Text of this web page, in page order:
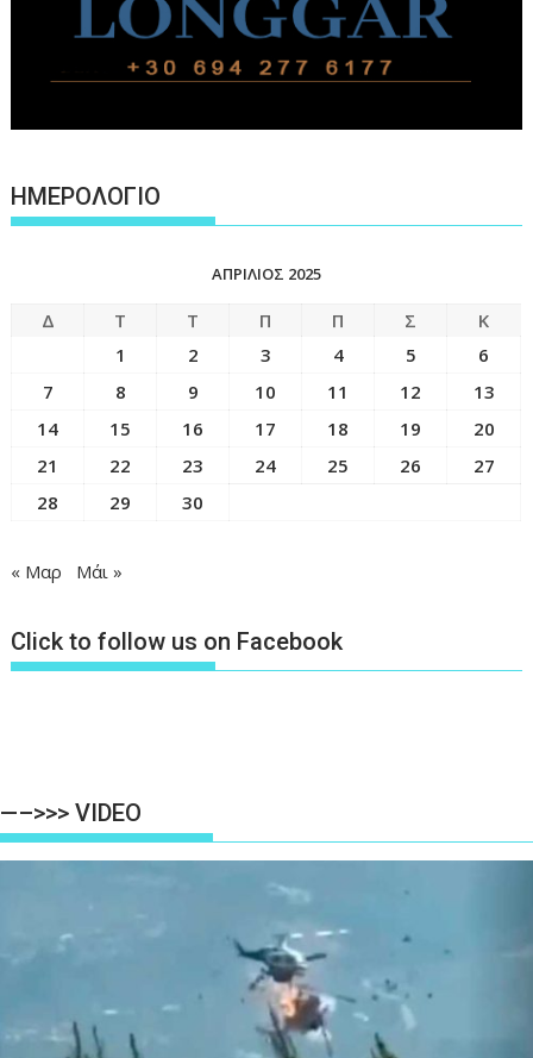
ΗΜΕΡΟΛΟΓΙΟ
ΑΠΡΊΛΙΟΣ 2025
Δ Τ Τ Π Π Σ
Κ
1
2 3 4 5
6
7
8 9 10 11 12
13
14
15 16 17 18 19
20
21
22 23 24 25 26
27
28
29 30
« Μαρ Μάι »
Click to follow us on Facebook
—–>>> VIDEO